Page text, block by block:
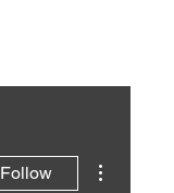
Follow